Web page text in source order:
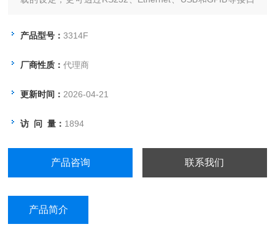
产品型号：3314F
厂商性质：代理商
更新时间：2026-04-21
访 问 量： 1894
产品咨询 联系我们
产品简介